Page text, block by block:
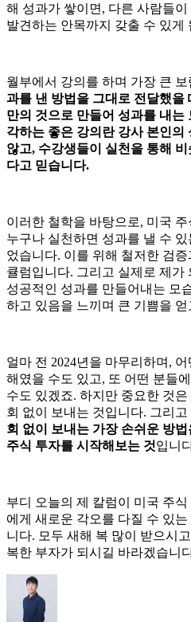
해 성과가 쌓이면, 다른 사람들
발견하는 안목까지 갖출 수 있게
월부에서 강의를 하며 가장 큰
과를 낸 방법을 그대로 전달했을
만의 것으로 만들어 성과를 내는
각하는 좋은 강의란 강사 본인의
않고, 수강생들이 실천을 통해
다고 믿습니다.
이러한 철학을 바탕으로, 미국
누구나 실천하면 성과를 낼 수
었습니다. 이를 위해 철저한 검
큘럼입니다. 그리고 실제로 제가
성공적인 성과를 만들어내는 모
하고 있음을 느끼며 큰 기쁨을 얻
얼마 전 2024년을 마무리하며,
해였을 수도 있고, 또 어떤 분들
수도 있겠죠. 하지만 중요한 것
회 없이 보내는 것입니다. 그리
회 없이 보내는 가장 손쉬운 방
주식 투자를 시작해보는 것입니
부디 오늘의 제 칼럼이 미국 주
에게 새로운 각오를 다질 수 있
니다. 모두 새해 복 많이 받으시
복한 부자가 되시길 바라겠습니